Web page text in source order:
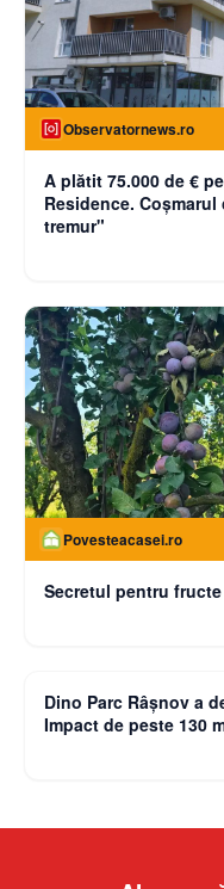
Observatornews.ro
A plătit 75.000 de €
Residence.
tremur"
Povesteacasei.ro
Secretul pentru
Dino Parc Râșnov a
Impact de peste 130